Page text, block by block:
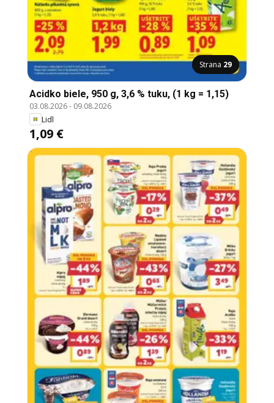
Strana 29
Acidko biele, 950 g, 3,6 % tuku, (1 kg = 1,15)
03.08.2026- 09.08.2026
Lidl
1,09 €